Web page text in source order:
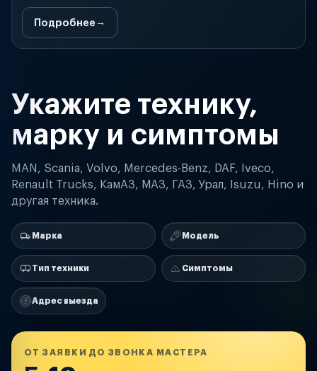
Подробнее
Укажите технику,
марку и симптомы
MAN, Scania, Volvo, Mercedes-Benz, DAF, Iveco,
Renault Trucks, КамАЗ, МАЗ, ГАЗ, Урал, Isuzu, Hino и
другая техника.
Марка Модель
Тип техники Симптомы
Адрес выезда
ОТ ЗАЯВКИ ДО ЗВОНКА МАСТЕРА